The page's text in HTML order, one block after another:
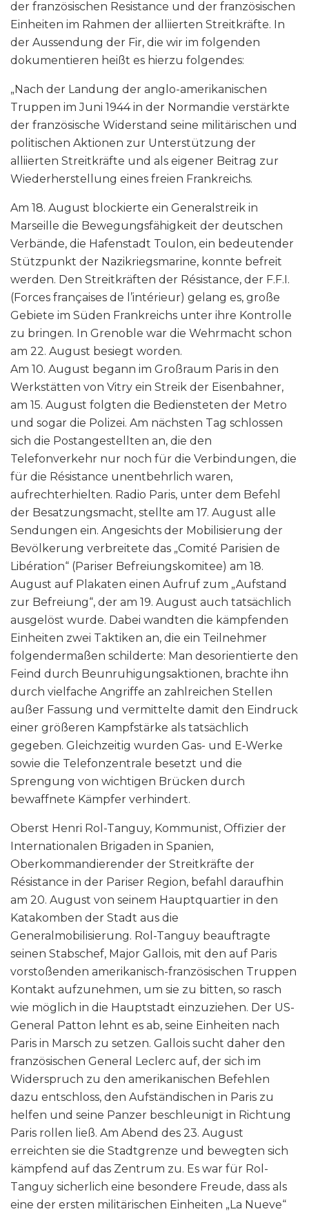
der französischen Resistance und der französischen
Einheiten im Rahmen der alliierten Streitkräfte. In
der Aussendung der Fir, die wir im folgenden
dokumentieren heißt es hierzu folgendes:
„Nach der Landung der anglo-amerikanischen
Truppen im Juni 1944 in der Normandie verstärkte
der französische Widerstand seine militärischen und
politischen Aktionen zur Unterstützung der
alliierten Streitkräfte und als eigener Beitrag zur
Wiederherstellung eines freien Frankreichs.
Am 18. August blockierte ein Generalstreik in
Marseille die Bewegungsfähigkeit der deutschen
Verbände, die Hafenstadt Toulon, ein bedeutender
Stützpunkt der Nazikriegsmarine, konnte befreit
werden. Den Streitkräften der Résistance, der F.F.I.
(Forces françaises de l’intérieur) gelang es, große
Gebiete im Süden Frankreichs unter ihre Kontrolle
zu bringen. In Grenoble war die Wehrmacht schon
am 22. August besiegt worden.
Am 10. August begann im Großraum Paris in den
Werkstätten von Vitry ein Streik der Eisenbahner,
am 15. August folgten die Bediensteten der Metro
und sogar die Polizei. Am nächsten Tag schlossen
sich die Postangestellten an, die den
Telefonverkehr nur noch für die Verbindungen, die
für die Résistance unentbehrlich waren,
aufrechterhielten. Radio Paris, unter dem Befehl
der Besatzungsmacht, stellte am 17. August alle
Sendungen ein. Angesichts der Mobilisierung der
Bevölkerung verbreitete das „Comité Parisien de
Libération“ (Pariser Befreiungskomitee) am 18.
August auf Plakaten einen Aufruf zum „Aufstand
zur Befreiung“, der am 19. August auch tatsächlich
ausgelöst wurde. Dabei wandten die kämpfenden
Einheiten zwei Taktiken an, die ein Teilnehmer
folgendermaßen schilderte: Man desorientierte den
Feind durch Beunruhigungsaktionen, brachte ihn
durch vielfache Angriffe an zahlreichen Stellen
außer Fassung und vermittelte damit den Eindruck
einer größeren Kampfstärke als tatsächlich
gegeben. Gleichzeitig wurden Gas- und E‑Werke
sowie die Telefonzentrale besetzt und die
Sprengung von wichtigen Brücken durch
bewaffnete Kämpfer verhindert.
Oberst Henri Rol-Tanguy, Kommunist, Offizier der
Internationalen Brigaden in Spanien,
Oberkommandierender der Streitkräfte der
Résistance in der Pariser Region, befahl daraufhin
am 20. August von seinem Hauptquartier in den
Katakomben der Stadt aus die
Generalmobilisierung. Rol-Tanguy beauftragte
seinen Stabschef, Major Gallois, mit den auf Paris
vorstoßenden amerikanisch-französischen Truppen
Kontakt aufzunehmen, um sie zu bitten, so rasch
wie möglich in die Hauptstadt einzuziehen. Der US-
General Patton lehnt es ab, seine Einheiten nach
Paris in Marsch zu setzen. Gallois sucht daher den
französischen General Leclerc auf, der sich im
Widerspruch zu den amerikanischen Befehlen
dazu entschloss, den Aufständischen in Paris zu
helfen und seine Panzer beschleunigt in Richtung
Paris rollen ließ. Am Abend des 23. August
erreichten sie die Stadtgrenze und bewegten sich
kämpfend auf das Zentrum zu. Es war für Rol-
Tanguy sicherlich eine besondere Freude, dass als
eine der ersten militärischen Einheiten „La Nueve“